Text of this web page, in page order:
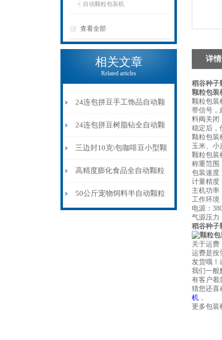
自动颗粒包装机
查看全部
相关文章
Related articles
24连包拼豆手工饰品自动颗
粒包装机防静电不堵料
24连包拼豆树脂钻全自动颗
粒包装机高精度防静电
三边封10克\包咖啡豆小型颗
粒包装机多少钱
高精度膨化食品全自动颗粒
包装机15-35克\包
50公斤宠物饲料半自动颗粒
详
稻谷种子
颗粒包装
颗粒包装
带信号，
料阀关闭
稳定后，
颗粒包装
玉米、
颗粒包装
称重范围
包装速度
计量精度
主机功率
工作环境
电源：
气源压力
稻谷种子
关于运费
运费是按
发货哦！
我们一般
有客户着
猜您还喜
机 ，
更多包装